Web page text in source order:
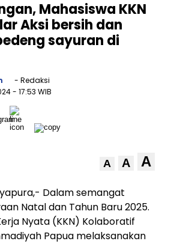
Mahasiswa KKN
Aksi bersih dan
sayuran di
- Redaksi
- 17:53 WIB
A A A
Dalam semangat
Natal dan Tahun Baru 2025.
Nyata (KKN) Kolaboratif
Papua melaksanakan